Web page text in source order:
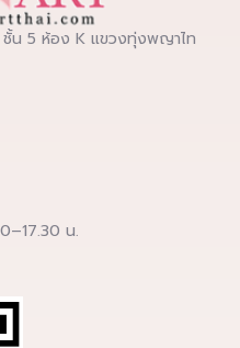
น 5 ห้อง K แขวงทุ่งพญาไท
น.